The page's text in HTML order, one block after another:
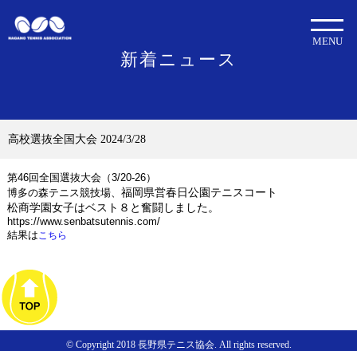
新着ニュース
MENU
高校選抜全国大会 2024/3/28
第46回全国選抜大会（3/20-26）
博多の森テニス競技場、 福岡県営春日公園テニスコート
松商学園女子はベスト８と奮闘しました。
https://www.senbatsutennis.com/
結果はこちら
© Copyright 2018 長野県テニス協会. All rights reserved.